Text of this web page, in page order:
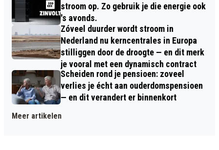
stroom op. Zo gebruik je die energie ook
's avonds.
Zóveel duurder wordt stroom in
Nederland nu kerncentrales in Europa
stilliggen door de droogte — en dit merk
je vooral met een dynamisch contract
Scheiden rond je pensioen: zoveel
verlies je écht aan ouderdomspensioen
— en dit verandert er binnenkort
Meer artikelen